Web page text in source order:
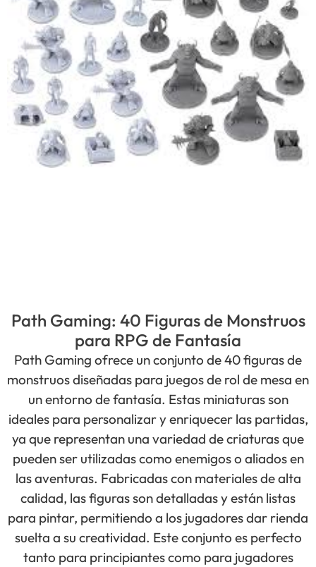
Path Gaming: 40 Figuras de Monstruos
para RPG de Fantasía
Path Gaming ofrece un conjunto de 40 figuras de
monstruos diseñadas para juegos de rol de mesa en
un entorno de fantasía. Estas miniaturas son
ideales para personalizar y enriquecer las partidas,
ya que representan una variedad de criaturas que
pueden ser utilizadas como enemigos o aliados en
las aventuras. Fabricadas con materiales de alta
calidad, las figuras son detalladas y están listas
para pintar, permitiendo a los jugadores dar rienda
suelta a su creatividad. Este conjunto es perfecto
tanto para principiantes como para jugadores